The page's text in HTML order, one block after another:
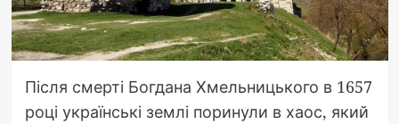
Після смерті Богдана Хмельницького в 1657
році українські землі поринули в хаос, який